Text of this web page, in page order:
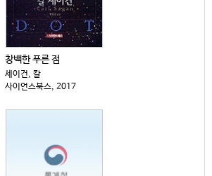
창백한 푸른 점
세이건, 칼
사이언스북스, 2017